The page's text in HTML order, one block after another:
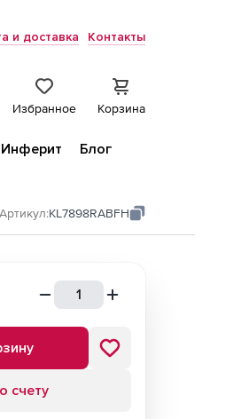
и доставка Контакты
Избранное Корзина
Инферит
Блог
Артикул:KL7898RABFH
счету